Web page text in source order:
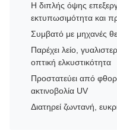
Η διπλής όψης
εκτυπωσιμότητα και
Συμβατό με μηχανές
Παρέχει λείο,
οπτική ελκυστικότητα
Προστατεύει από
ακτινοβολία UV
Διατηρεί ζωντανή,